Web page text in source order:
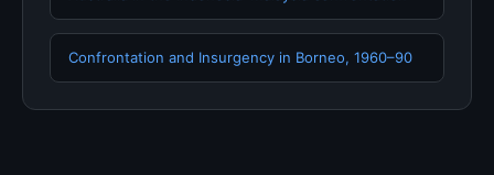
Confrontation and Insurgency in Borneo, 1960–90